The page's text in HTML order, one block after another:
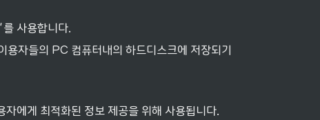
사용합니다.
자들의 PC 컴퓨터내의 하드디스크에 저장되기
에게 최적화된 정보 제공을 위해 사용됩니다.